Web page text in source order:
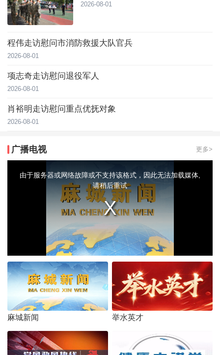
2026-08-01
程伟走访慰问市消防救援大队官兵
2026-08-01
项志奇走访慰问退役军人
2026-08-01
肖裕明走访慰问重点优抚对象
2026-08-01
广播电视 更多>
modal由于服务器或网络故障或不支持该格式，因此无法加载媒体,
请稍后重试
麻城新闻 举水英才